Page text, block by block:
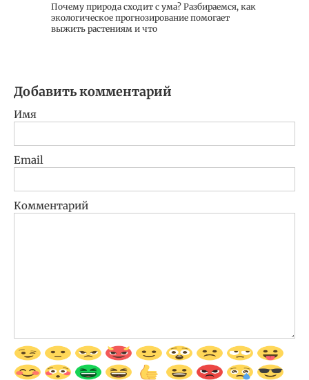
Почему природа сходит с ума? Разбираемся, как
экологическое прогнозирование помогает
выжить растениям и что
Добавить комментарий
Имя
Email
Комментарий